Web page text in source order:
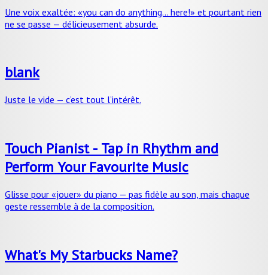
Une voix exaltée: «you can do anything… here!» et pourtant rien
ne se passe — délicieusement absurde.
blank
Juste le vide — c’est tout l’intérêt.
Touch Pianist - Tap in Rhythm and
Perform Your Favourite Music
Glisse pour «jouer» du piano — pas fidèle au son, mais chaque
geste ressemble à de la composition.
What's My Starbucks Name?